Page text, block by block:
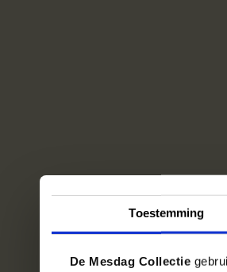
Toestemming
De Mesdag Collectie